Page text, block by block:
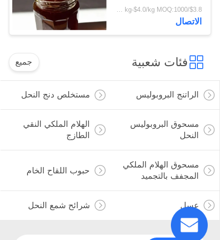
Factory Supply Bulk
Fresh Food Grade
Black Honey
$3.8/kg-$4.0/kg MOQ:1000 كجم
الاتصال
فئات شعبية جميع
الراتنج البروبوليس مستخلص دنج النحل
مسحوق البروبوليس
النحل
الهلام الملكي النقي
الطازج
مسحوق الهلام الملكي
المجفف بالتجميد
حبوب اللقاح الخام
عسل شرائح شمع النحل